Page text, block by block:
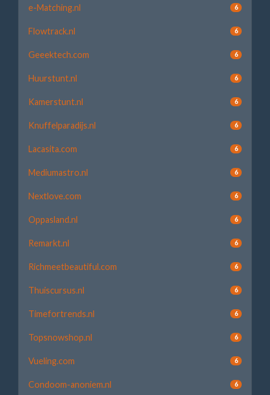
e-Matching.nl 6
Flowtrack.nl 6
Geeektech.com 6
Huurstunt.nl 6
Kamerstunt.nl 6
Knuffelparadijs.nl 6
Lacasita.com 6
Mediumastro.nl 6
Nextlove.com 6
Oppasland.nl 6
Remarkt.nl 6
Richmeetbeautiful.com 6
Thuiscursus.nl 6
Timefortrends.nl 6
Topsnowshop.nl 6
Vueling.com 6
Condoom-anoniem.nl 6